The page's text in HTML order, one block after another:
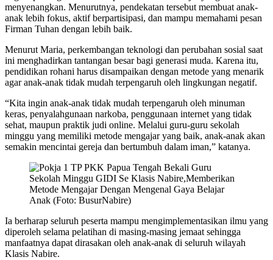
menyenangkan. Menurutnya, pendekatan tersebut membuat anak-
anak lebih fokus, aktif berpartisipasi, dan mampu memahami pesan
Firman Tuhan dengan lebih baik.
Menurut Maria, perkembangan teknologi dan perubahan sosial saat
ini menghadirkan tantangan besar bagi generasi muda. Karena itu,
pendidikan rohani harus disampaikan dengan metode yang menarik
agar anak-anak tidak mudah terpengaruh oleh lingkungan negatif.
“Kita ingin anak-anak tidak mudah terpengaruh oleh minuman
keras, penyalahgunaan narkoba, penggunaan internet yang tidak
sehat, maupun praktik judi online. Melalui guru-guru sekolah
minggu yang memiliki metode mengajar yang baik, anak-anak akan
semakin mencintai gereja dan bertumbuh dalam iman,” katanya.
Ia berharap seluruh peserta mampu mengimplementasikan ilmu yang
diperoleh selama pelatihan di masing-masing jemaat sehingga
manfaatnya dapat dirasakan oleh anak-anak di seluruh wilayah
Klasis Nabire.